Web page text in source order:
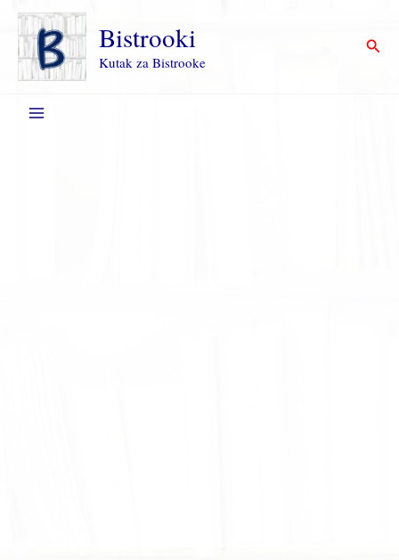
Пређи
садржај
Bistrooki
Kutak za Bistrooke